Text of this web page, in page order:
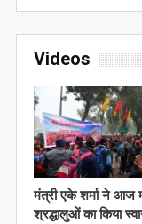
Videos
मंत्री एके शर्मा ने आज
श्रद्धालुओं का किया